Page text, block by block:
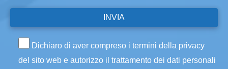
Dichiaro di aver compreso i termini della privacy
del sito web e autorizzo il trattamento dei dati personali